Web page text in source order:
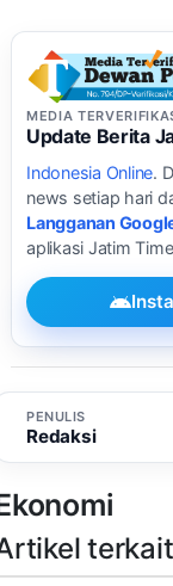
MEDIA
Update Berita
Indonesia Online.
news setiap hari
Langganan
aplikasi Jatim
PENULIS
Redaksi